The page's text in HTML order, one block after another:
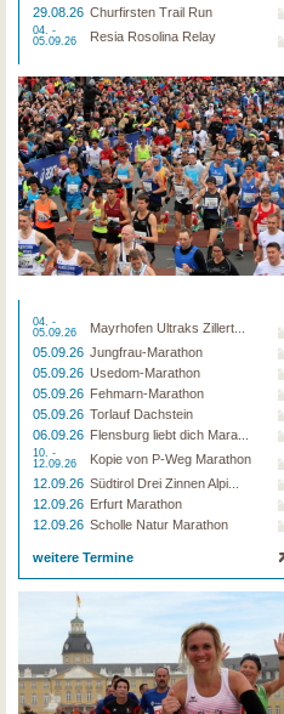
29.08.26 Churfirsten Trail Run
04. -
05.09.26
Resia Rosolina Relay
04. -
05.09.26
Mayrhofen Ultraks Zillert...
05.09.26 Jungfrau-Marathon
05.09.26 Usedom-Marathon
05.09.26 Fehmarn-Marathon
05.09.26 Torlauf Dachstein
06.09.26 Flensburg liebt dich Mara...
10. -
12.09.26
Kopie von P-Weg Marathon
12.09.26 Südtirol Drei Zinnen Alpi...
12.09.26 Erfurt Marathon
12.09.26 Scholle Natur Marathon
weitere Termine